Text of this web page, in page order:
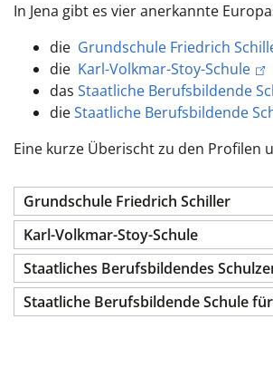
In Jena gibt es vier anerkannte
die Grundschule Friedrich
die Karl-Volkmar-Stoy-Schule
das Staatliche Berufsbildende
dieStaatliche Berufsbildende
Eine kurze Überischt zu den Profilen
Grundschule Friedrich Schiller
Karl-Volkmar-Stoy-Schule
Staatliches Berufsbildendes
Staatliche Berufsbildende Schule